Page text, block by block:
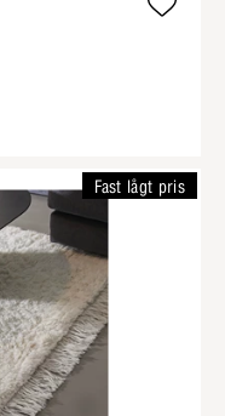
Fast lågt pris